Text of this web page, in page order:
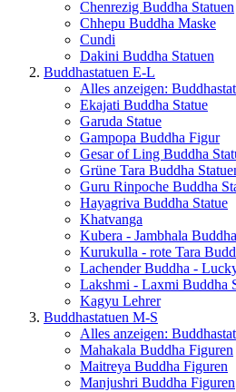
Chenrezig Buddha Statuen
Chhepu Buddha Maske
Cundi
Dakini Buddha Statuen
Buddhastatuen E-L
Alles anzeigen:
Ekajati Buddha Statue
Garuda Statue
Gampopa Buddha Figur
Gesar of Ling Buddha
Grüne Tara Buddha
Guru Rinpoche Buddha
Hayagriva Buddha Statue
Khatvanga
Kubera - Jambhala
Kurukulla - rote Tara
Lachender Buddha -
Lakshmi - Laxmi Buddha
Kagyu Lehrer
Buddhastatuen M-S
Alles anzeigen:
Mahakala Buddha Figuren
Maitreya Buddha Figuren
Manjushri Buddha Figuren